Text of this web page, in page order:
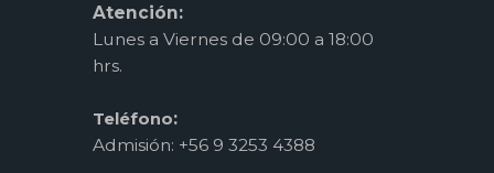
Atención:
Lunes a Viernes de 09:00 a 18:00
hrs.
Teléfono:
Admisión: +56 9 3253 4388